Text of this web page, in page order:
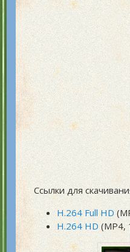
Ссылки для
H.264 Full HD
H.264 HD(MP4,